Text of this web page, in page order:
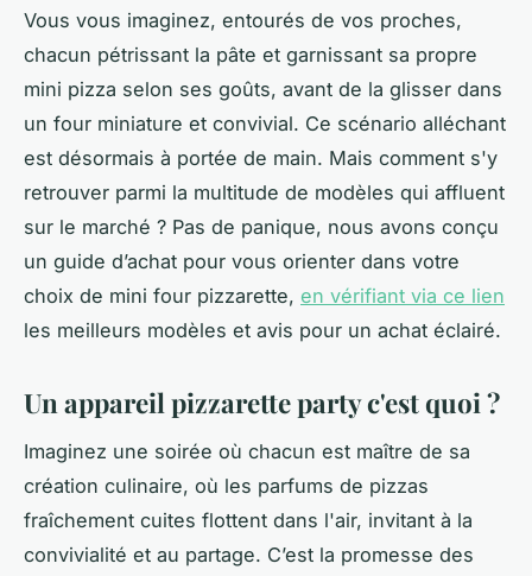
Vous vous imaginez, entourés de vos proches,
chacun pétrissant la pâte et garnissant sa propre
mini pizza selon ses goûts, avant de la glisser dans
un four miniature et convivial. Ce scénario alléchant
est désormais à portée de main. Mais comment s'y
retrouver parmi la multitude de modèles qui affluent
sur le marché ? Pas de panique, nous avons conçu
un guide d’achat pour vous orienter dans votre
choix de mini four pizzarette, en vérifiant via ce lien
les meilleurs modèles et avis pour un achat éclairé.
Un appareil pizzarette party c'est quoi ?
Imaginez une soirée où chacun est maître de sa
création culinaire, où les parfums de pizzas
fraîchement cuites flottent dans l'air, invitant à la
convivialité et au partage. C’est la promesse des